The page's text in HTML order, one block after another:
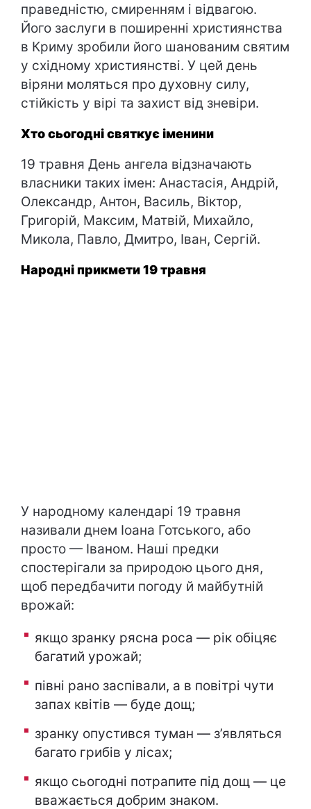
праведністю, смиренням і відвагою.
Його заслуги в поширенні християнства
в Криму зробили його шанованим святим
у східному християнстві. У цей день
віряни моляться про духовну силу,
стійкість у вірі та захист від зневіри.
Хто сьогодні святкує іменини
19 травня День ангела відзначають
власники таких імен: Анастасія, Андрій,
Олександр, Антон, Василь, Віктор,
Григорій, Максим, Матвій, Михайло,
Микола, Павло, Дмитро, Іван, Сергій.
Народні прикмети 19 травня
У народному календарі 19 травня
називали днем Іоана Готського, або
просто — Іваном. Наші предки
спостерігали за природою цього дня,
щоб передбачити погоду й майбутній
врожай:
якщо зранку рясна роса — рік обіцяє
багатий урожай;
півні рано заспівали, а в повітрі чути
запах квітів — буде дощ;
зранку опустився туман — з’являться
багато грибів у лісах;
якщо сьогодні потрапите під дощ — це
вважається добрим знаком.